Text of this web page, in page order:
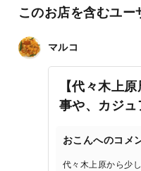
このお店を含むユー
マルコ
【代々木上
事や、カジ
おこんへのコメ
代々木上原から少